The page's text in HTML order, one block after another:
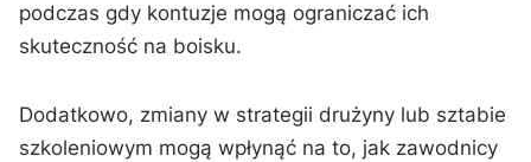
podczas gdy kontuzje mogą ograniczać ich
skuteczność na boisku.
Dodatkowo, zmiany w strategii drużyny lub sztabie
szkoleniowym mogą wpłynąć na to, jak zawodnicy